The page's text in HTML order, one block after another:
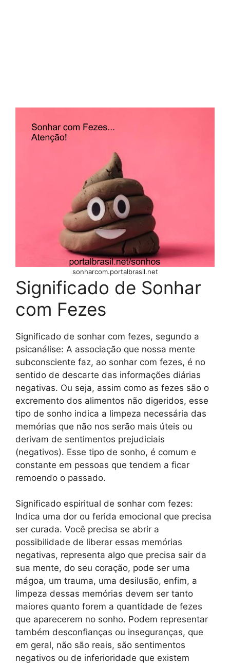
sonharcom.portalbrasil.net
Significado de Sonhar
com Fezes
Significado de sonhar com fezes, segundo a
psicanálise: A associação que nossa mente
subconsciente faz, ao sonhar com fezes, é no
sentido de descarte das informações diárias
negativas. Ou seja, assim como as fezes são o
excremento dos alimentos não digeridos, esse
tipo de sonho indica a limpeza necessária das
memórias que não nos serão mais úteis ou
derivam de sentimentos prejudiciais
(negativos). Esse tipo de sonho, é comum e
constante em pessoas que tendem a ficar
remoendo o passado.
Significado espiritual de sonhar com fezes:
Indica uma dor ou ferida emocional que precisa
ser curada. Você precisa se abrir a
possibilidade de liberar essas memórias
negativas, representa algo que precisa sair da
sua mente, do seu coração, pode ser uma
mágoa, um trauma, uma desilusão, enfim, a
limpeza dessas memórias devem ser tanto
maiores quanto forem a quantidade de fezes
que aparecerem no sonho. Podem representar
também desconfianças ou inseguranças, que
em geral, não são reais, são sentimentos
negativos ou de inferioridade que existem